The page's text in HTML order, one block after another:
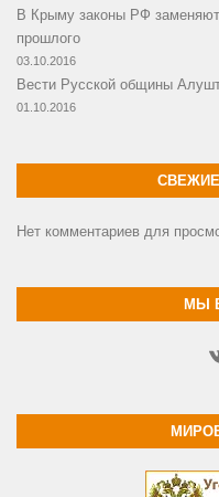
В Крыму законы РФ
прошлого
03.10.2016
Вести Русской общины
01.10.2016
Нет комментариев для
МЫ